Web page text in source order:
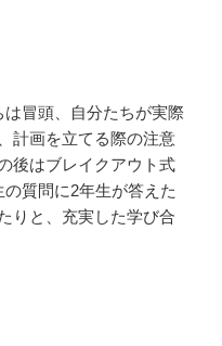
冒頭、自分たちが実際
計画を立てる際の注意
後はブレイクアウト式
質問に2年生が答えた
りと、充実した学び合